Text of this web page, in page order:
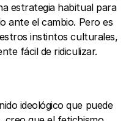
estrategia habitual para
ante el cambio. Pero es
instintos culturales,
fácil de ridiculizar.
ideológico que puede